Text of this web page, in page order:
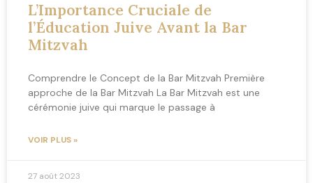
L’Importance Cruciale de
l’Éducation Juive Avant la Bar
Mitzvah
Comprendre le Concept de la Bar Mitzvah Première
approche de la Bar Mitzvah La Bar Mitzvah est une
cérémonie juive qui marque le passage à
VOIR PLUS »
27 août 2023